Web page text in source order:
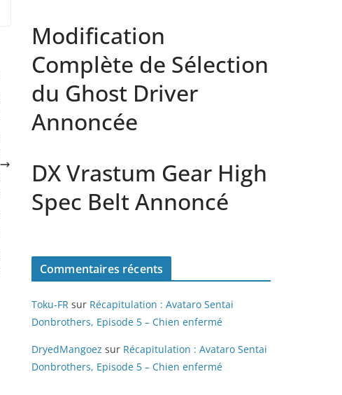
Modification
Complète de Sélection
du Ghost Driver
Annoncée
DX Vrastum Gear High
Spec Belt Annoncé
Commentaires récents
Toku-FR sur Récapitulation : Avataro Sentai
Donbrothers, Episode 5 – Chien enfermé
DryedMangoez sur Récapitulation : Avataro Sentai
Donbrothers, Episode 5 – Chien enfermé